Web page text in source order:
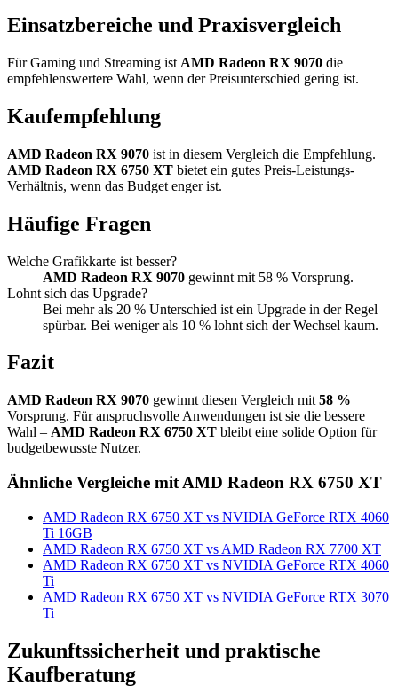
Einsatzbereiche und Praxisvergleich
Für Gaming und Streaming ist AMD Radeon RX 9070 die
empfehlenswertere Wahl, wenn der Preisunterschied gering ist.
Kaufempfehlung
AMD Radeon RX 9070 ist in diesem Vergleich die Empfehlung.
AMD Radeon RX 6750 XT bietet ein gutes Preis-Leistungs-
Verhältnis, wenn das Budget enger ist.
Häufige Fragen
Welche Grafikkarte ist besser?
AMD Radeon RX 9070 gewinnt mit 58 % Vorsprung.
Lohnt sich das Upgrade?
Bei mehr als 20 % Unterschied ist ein Upgrade in der Regel
spürbar. Bei weniger als 10 % lohnt sich der Wechsel kaum.
Fazit
AMD Radeon RX 9070 gewinnt diesen Vergleich mit 58 %
Vorsprung. Für anspruchsvolle Anwendungen ist sie die bessere
Wahl – AMD Radeon RX 6750 XT bleibt eine solide Option für
budgetbewusste Nutzer.
Ähnliche Vergleiche mit AMD Radeon RX 6750 XT
AMD Radeon RX 6750 XT vs NVIDIA GeForce RTX 4060
Ti 16GB
AMD Radeon RX 6750 XT vs AMD Radeon RX 7700 XT
AMD Radeon RX 6750 XT vs NVIDIA GeForce RTX 4060
Ti
AMD Radeon RX 6750 XT vs NVIDIA GeForce RTX 3070
Ti
Zukunftssicherheit und praktische
Kaufberatung